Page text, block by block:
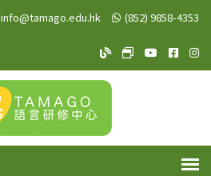
info@tamago.edu.hk (852) 9858-4353
TAMAGO Blog
TAMAGO MeWe
TAMAGO